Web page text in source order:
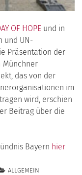
OF HOPE und in
und UN-
Präsentation der
Münchner
das von der
im
wird, erschien
Beitrag über die
Bayern hier
ALLGEMEIN